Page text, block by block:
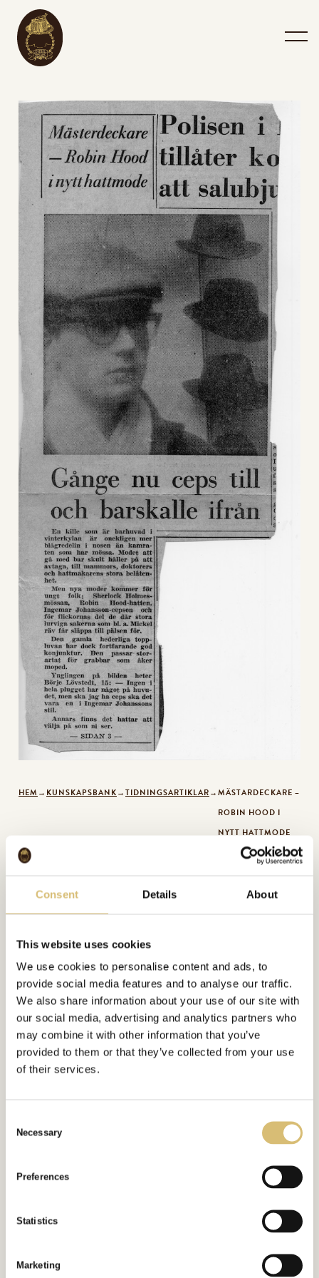
Consent Details About
This website uses cookies
We use cookies to personalise content and ads, to
provide social media features and to analyse our traffic.
We also share information about your use of our site with
our social media, advertising and analytics partners who
may combine it with other information that you’ve
provided to them or that they’ve collected from your use
of their services.
Necessary
Preferences
Statistics
Marketing
HEM → KUNSKAPSBANK→TIDNINGSARTIKLAR→MÄSTARDECKARE –
ROBIN HOOD I
NYTT HATTMODE
Mästardeckare –
Robin Hood i nytt
hattmode
Tidning och årtal okänt.
Bildgalleri
Inkluderat i: